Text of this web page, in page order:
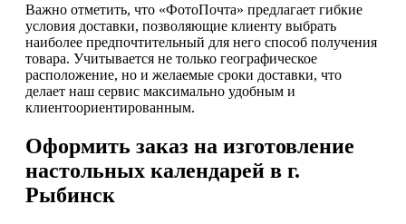
Важно отметить, что «ФотоПочта» предлагает гибкие
условия доставки, позволяющие клиенту выбрать
наиболее предпочтительный для него способ получения
товара. Учитывается не только географическое
расположение, но и желаемые сроки доставки, что
делает наш сервис максимально удобным и
клиентоориентированным.
Оформить заказ на изготовление
настольных календарей в г.
Рыбинск